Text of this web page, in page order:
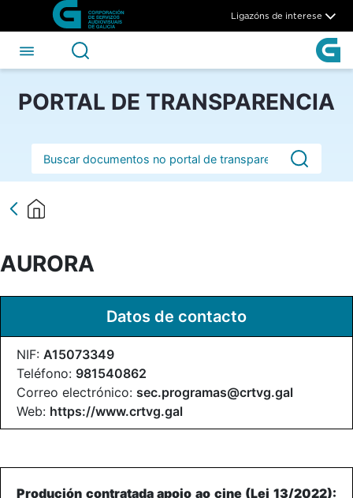
Skip to Main Content
AURORA - CSAG Ligazóns de interese
PORTAL DE TRANSPARENCIA
Barra de busca
AURORA
Datos de contacto
NIF: A15073349
Teléfono: 981540862
Correo electrónico: sec.programas@crtvg.gal
Web: https://www.crtvg.gal
Produción contratada apoio ao cine (Lei 13/2022):